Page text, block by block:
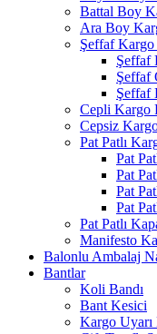
Battal Boy
Ara Boy
Şeffaf Kargo
Şeffaf
Şeffaf
Şeffaf
Cepli Kargo
Cepsiz
Pat Patlı
Pat
Pat
Pat
Pat
Pat Patlı
Manifesto
Balonlu Ambalaj
Bantlar
Koli Bandı
Bant Kesici
Kargo Uyarı